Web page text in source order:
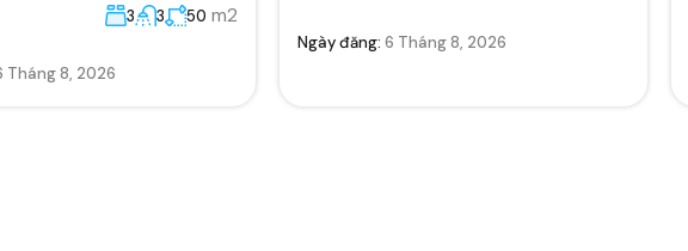
3 3 50 m2
Tháng 8, 2026
Ngày đăng: 6 Tháng 8, 2026